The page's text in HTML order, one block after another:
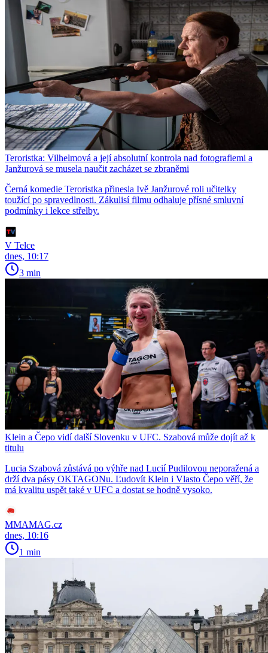
Teroristka: Vilhelmová a její absolutní kontrola nad fotografiemi a
Janžurová se musela naučit zacházet se zbraněmi
Černá komedie Teroristka přinesla Ivě Janžurové roli učitelky
toužící po spravedlnosti. Zákulisí filmu odhaluje přísné smluvní
podmínky i lekce střelby.
V Telce
dnes, 10:17
3 min
Klein a Čepo vidí další Slovenku v UFC. Szabová může dojít až k
titulu
Lucia Szabová zůstává po výhře nad Lucií Pudilovou neporažená a
drží dva pásy OKTAGONu. Ľudovít Klein i Vlasto Čepo věří, že
má kvalitu uspět také v UFC a dostat se hodně vysoko.
MMAMAG.cz
dnes, 10:16
1 min